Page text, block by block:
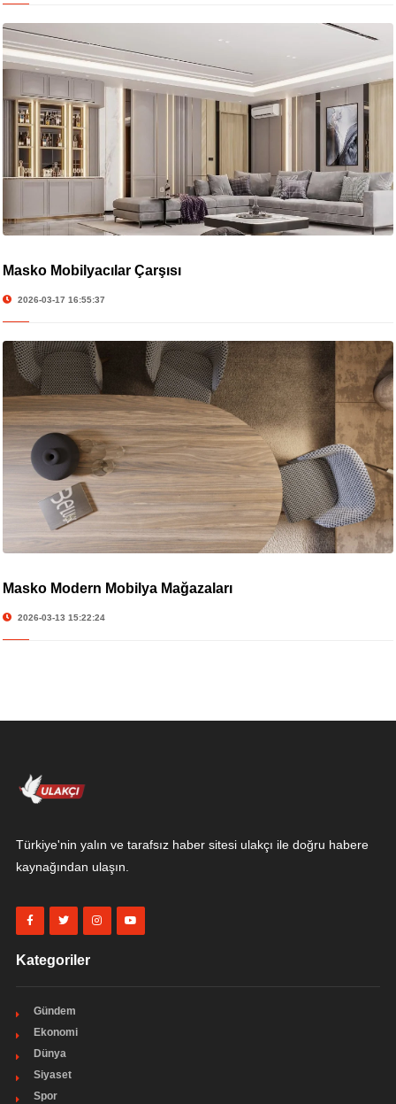
Masko Mobilyacılar Çarşısı
2026-03-17 16:55:37
Masko Modern Mobilya Mağazaları
2026-03-13 15:22:24
Türkiye'nin yalın ve tarafsız haber sitesi ulakçı ile doğru habere
kaynağından ulaşın.
Kategoriler
Gündem
Ekonomi
Dünya
Siyaset
Spor